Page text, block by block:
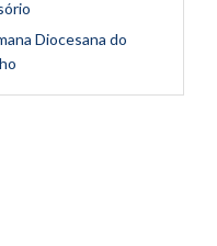
Diocesana do